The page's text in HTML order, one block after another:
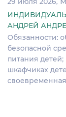
АНДРЕЙ
Обязанности:
безопасной
питания
шкафчиках